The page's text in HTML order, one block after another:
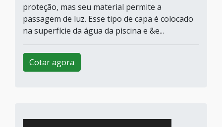
proteção, mas seu material permite a
passagem de luz. Esse tipo de capa é colocado
na superfície da água da piscina e &e...
Cotar agora